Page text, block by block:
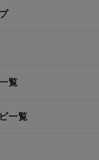
覧
一覧